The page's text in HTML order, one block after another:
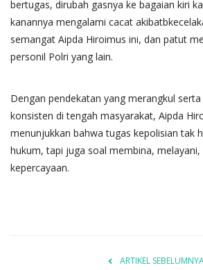
bertugas, dirubah gasnya ke bagaian kiri
kanannya mengalami cacat
semangat Aipda Hiroimus ini, dan patut
personil Polri yang lain.
Dengan pendekatan yang merangkul
konsisten di tengah masyarakat, Aipda
menunjukkan bahwa tugas kepolisian tak
hukum, tapi juga soal membina,
kepercayaan.
ARTIKEL